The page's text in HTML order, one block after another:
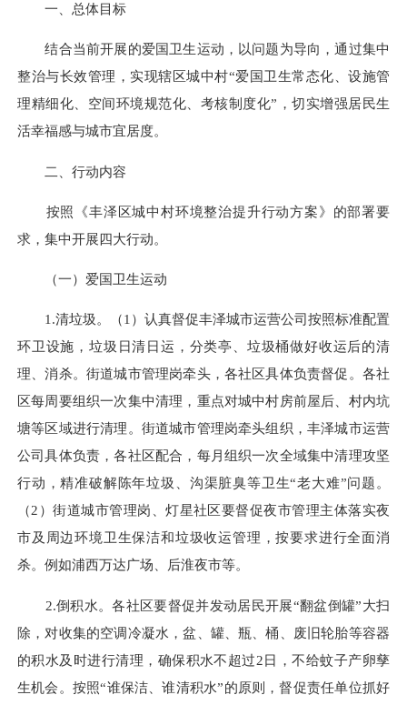
一、总体目标
结合当前开展的爱国卫生运动，以问题为导向，通过集中
整治与长效管理，实现辖区城中村“爱国卫生常态化、设施管
理精细化、空间环境规范化、考核制度化”，切实增强居民生
活幸福感与城市宜居度。
二、行动内容
按照《丰泽区城中村环境整治提升行动方案》的部署要
求，集中开展四大行动。
（一）爱国卫生运动
1.清垃圾。（1）认真督促丰泽城市运营公司按照标准配置
环卫设施，垃圾日清日运，分类亭、垃圾桶做好收运后的清
理、消杀。街道城市管理岗牵头，各社区具体负责督促。各社
区每周要组织一次集中清理，重点对城中村房前屋后、村内坑
塘等区域进行清理。街道城市管理岗牵头组织，丰泽城市运营
公司具体负责，各社区配合，每月组织一次全域集中清理攻坚
行动，精准破解陈年垃圾、沟渠脏臭等卫生“老大难”问题。
（2）街道城市管理岗、灯星社区要督促夜市管理主体落实夜
市及周边环境卫生保洁和垃圾收运管理，按要求进行全面消
杀。例如浦西万达广场、后淮夜市等。
2.倒积水。各社区要督促并发动居民开展“翻盆倒罐”大扫
除，对收集的空调冷凝水，盆、罐、瓶、桶、废旧轮胎等容器
的积水及时进行清理，确保积水不超过2日，不给蚊子产卵孳
生机会。按照“谁保洁、谁清积水”的原则，督促责任单位抓好